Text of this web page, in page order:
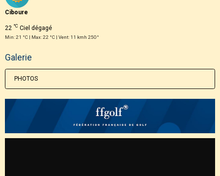
Ciboure
22 °C Ciel dégagé
Min: 21 °C | Max: 22 °C | Vent: 11 kmh 250°
Galerie
PHOTOS